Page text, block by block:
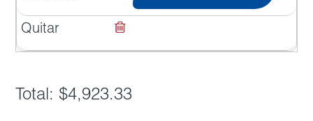
Total: $4,923.33